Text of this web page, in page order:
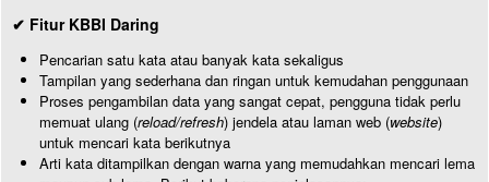
✔ Fitur KBBI Daring
Pencarian satu kata atau banyak kata sekaligus
Tampilan yang sederhana dan ringan untuk kemudahan penggunaan
Proses pengambilan data yang sangat cepat, pengguna tidak perlu
memuat ulang (reload/refresh) jendela atau laman web (website)
untuk mencari kata berikutnya
Arti kata ditampilkan dengan warna yang memudahkan mencari lema